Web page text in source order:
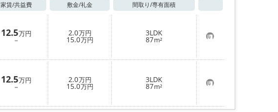
家賃/共益費 敷金/礼金 間取り/専有面積
12.5万円
－
2.0万円
15.0万円
3LDK
87m² お
気
に
入
り
登
録
12.5万円
－
2.0万円
15.0万円
3LDK
87m² お
気
に
入